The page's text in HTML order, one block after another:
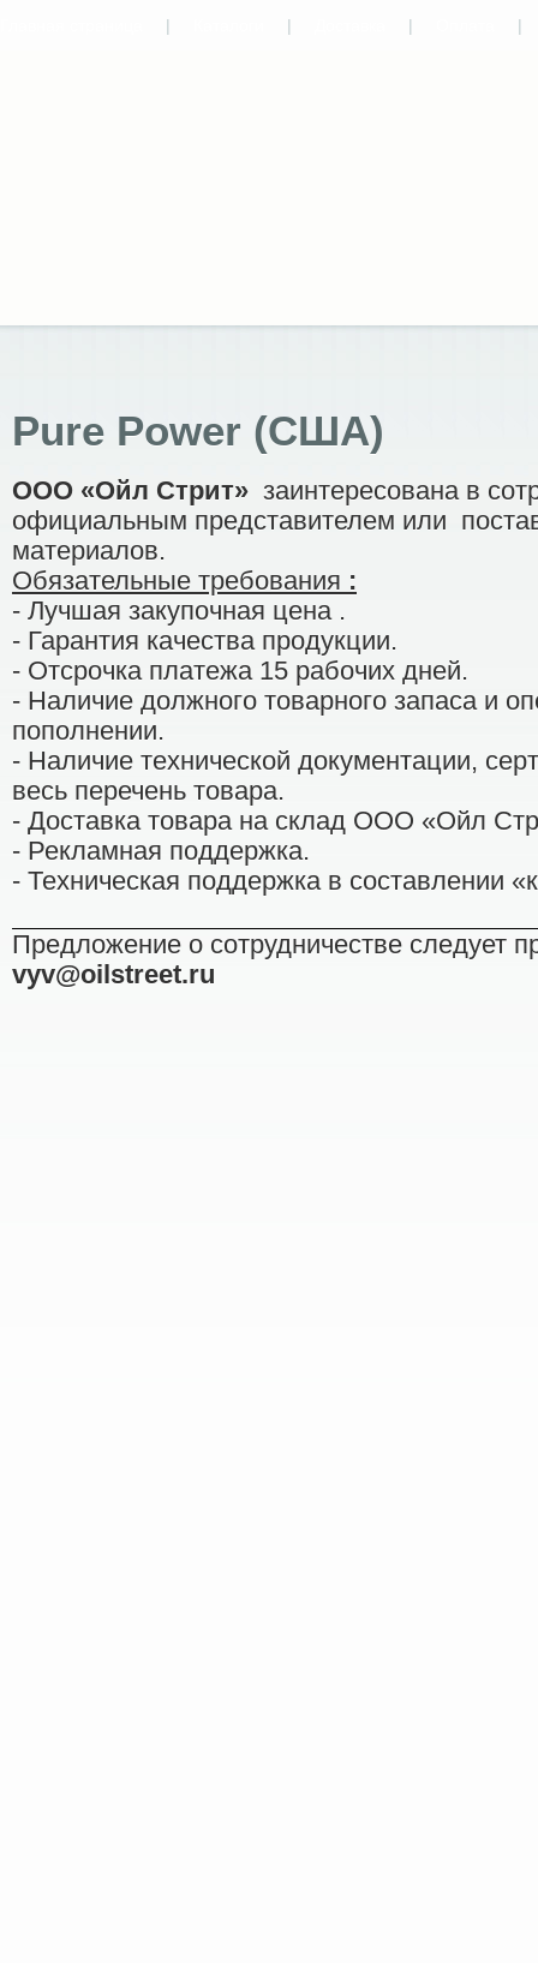
| | | |
Pure Power (США)
ООО «Ойл Стрит» заинтересована в
официальным представителем или
материалов.
Обязательные требования :
- Лучшая закупочная цена .
- Гарантия качества продукции.
- Отсрочка платежа 15 рабочих дней.
- Наличие должного товарного запаса и
пополнении.
- Наличие технической документации,
весь перечень товара.
- Доставка товара на склад ООО «Ойл
- Рекламная поддержка.
- Техническая поддержка в составлении
Предложение о сотрудничестве следует
vyv@oilstreet.ru